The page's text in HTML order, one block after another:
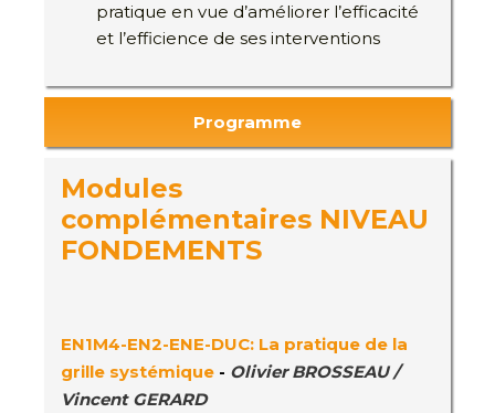
pratique en vue d’améliorer l’efficacité
et l’efficience de ses interventions
Programme
Modules
complémentaires NIVEAU
FONDEMENTS
EN1M4-EN2-ENE-DUC: La pratique de la
grille systémique - Olivier BROSSEAU /
Vincent GERARD